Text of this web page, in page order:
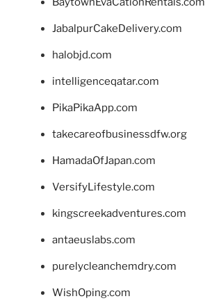
JabalpurCakeDelivery.com
halobjd.com
intelligenceqatar.com
PikaPikaApp.com
takecareofbusinessdfw.org
HamadaOfJapan.com
VersifyLifestyle.com
kingscreekadventures.com
antaeuslabs.com
purelycleanchemdry.com
WishOping.com